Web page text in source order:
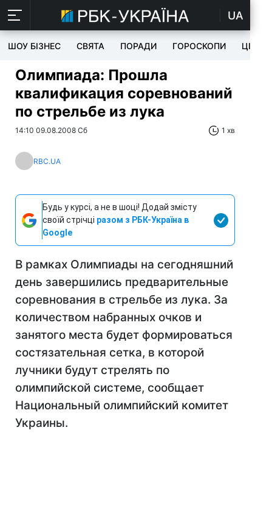
UA
ШОУ БІЗНЕС СВЯТА ПОРАДИ ГОРОСКОПИ ЦІКАВЕ
Олимпиада: Прошла
квалификация соревнований
по стрельбе из лука
14:10 09.08.2008 Сб 1 хв
RBC.UA
Будь у курсі, а не в шоці! Додай змісту
своїй стрічці разом з РБК-Україна в
Google
В рамках Олимпиады на сегодняшний
день завершились предварительные
соревнования в стрельбе из лука. За
количеством набранных очков и
занятого места будет формироваться
состязательная сетка, в которой
лучники будут стрелять по
олимпийской системе, сообщает
Национальный олимпийский комитет
Украины.